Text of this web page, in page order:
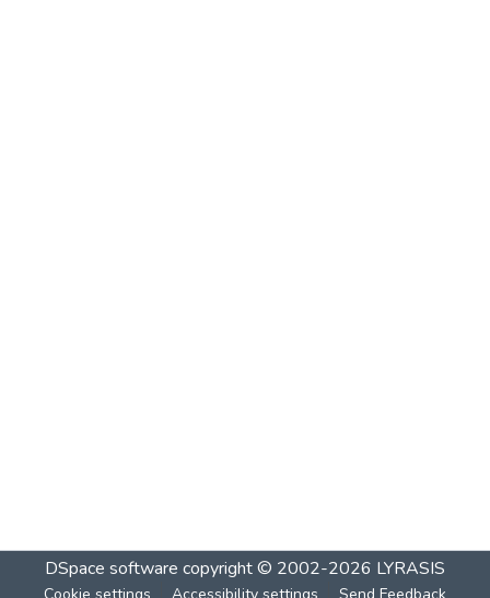
DSpace software copyright © 2002-2026 LYRASIS
Cookie settings Accessibility settings Send Feedback